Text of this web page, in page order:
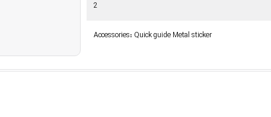
2
Accessories: Quick guide Metal sticker